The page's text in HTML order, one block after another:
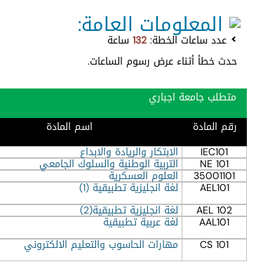
المعلومات العامة:
عدد ساعات الخطة:132ساعة
حدث خطأ أثناء عرض رسوم الساعات.
متطلب جامعة اجباري
رقم المادة اسم المادة
IEC101 الابتكار والريادة والابداع
NE 101 التربية الوطنية والسلوك الجامعي
35001101 العلوم العسكرية
AEL101 لغة انجليزية تطبيقية (1)
AEL 102
لغة انجليزية تطبيقية(2)
AAL101 لغة عربية تطبيقية
CS 101
مهارات الحاسوب والتعليم الالكتروني